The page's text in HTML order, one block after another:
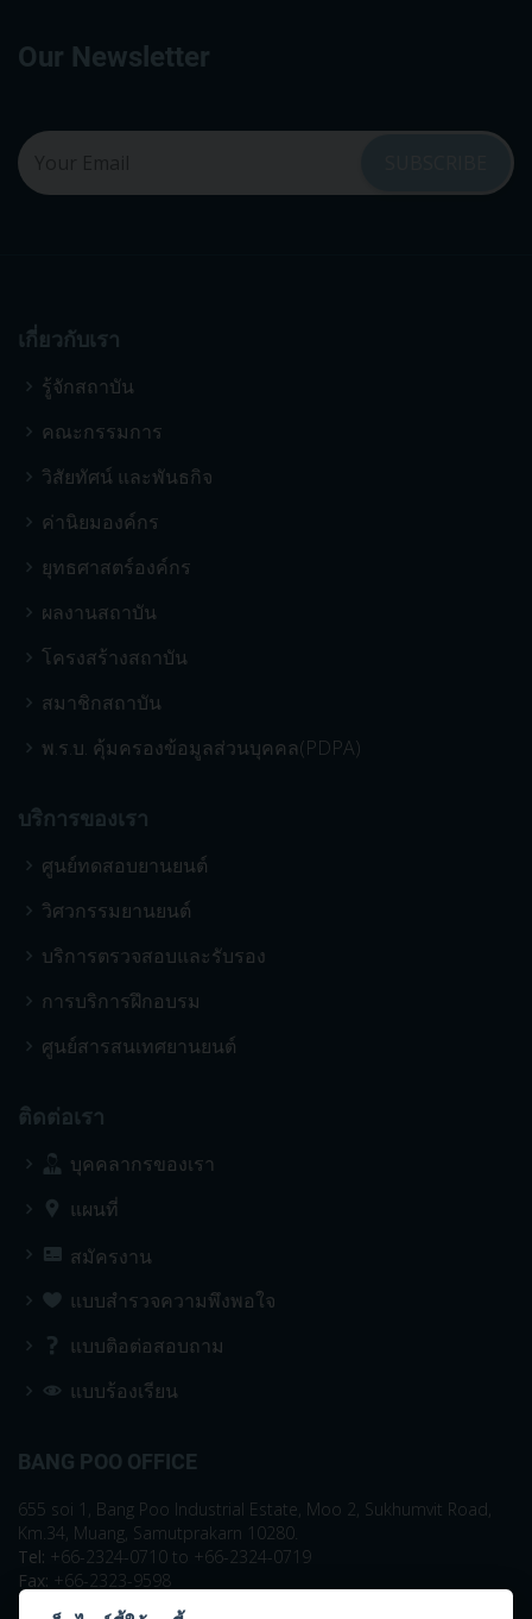
Our Newsletter
เกี่ยวกับเรา
รู้จักสถาบัน
คณะกรรมการ
วิสัยทัศน์ และพันธกิจ
ค่านิยมองค์กร
ยุทธศาสตร์องค์กร
ผลงานสถาบัน
โครงสร้างสถาบัน
สมาชิกสถาบัน
พ.ร.บ. คุ้มครองข้อมูลส่วนบุคคล(PDPA)
บริการของเรา
ศูนย์ทดสอบยานยนต์
วิศวกรรมยานยนต์
บริการตรวจสอบและรับรอง
การบริการฝึกอบรม
ศูนย์สารสนเทศยานยนต์
ติดต่อเรา
บุคคลากรของเรา
แผนที่
สมัครงาน
แบบสำรวจความพึงพอใจ
แบบติอต่อสอบถาม
แบบร้องเรียน
BANG POO OFFICE
655 soi 1, Bang Poo Industrial Estate, Moo 2, Sukhumvit Road,
Km.34, Muang, Samutprakarn 10280.
Tel: +66-2324-0710 to +66-2324-0719
Fax: +66-2323-9598